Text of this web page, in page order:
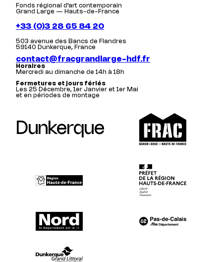
Fonds régional d’art contemporain
Grand Large — Hauts-de-France
+33 (0)3 28 65 84 20
503 avenue des Bancs de Flandres
59140 Dunkerque, France
contact@fracgrandlarge-hdf.fr
Horaires
Mercredi au dimanche de 14h à 18h
Fermetures et jours fériés
Les 25 Décembre, 1er Janvier et 1er Mai
et en périodes de montage
Dunkerque